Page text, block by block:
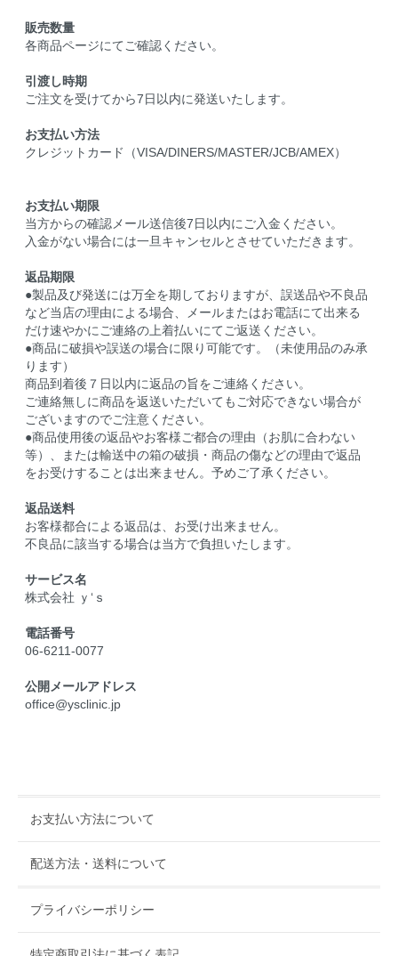
販売数量
各商品ページにてご確認ください。
引渡し時期
ご注文を受けてから7日以内に発送いたします。
お支払い方法
クレジットカード（VISA/DINERS/MASTER/JCB/AMEX）
お支払い期限
当方からの確認メール送信後7日以内にご入金ください。
入金がない場合には一旦キャンセルとさせていただきます。
返品期限
●製品及び発送には万全を期しておりますが、誤送品や不良品
など当店の理由による場合、メールまたはお電話にて出来る
だけ速やかにご連絡の上着払いにてご返送ください。
●商品に破損や誤送の場合に限り可能です。（未使用品のみ承
ります）
商品到着後７日以内に返品の旨をご連絡ください。
ご連絡無しに商品を返送いただいてもご対応できない場合が
ございますのでご注意ください。
●商品使用後の返品やお客様ご都合の理由（お肌に合わない
等）、または輸送中の箱の破損・商品の傷などの理由で返品
をお受けすることは出来ません。予めご了承ください。
返品送料
お客様都合による返品は、お受け出来ません。
不良品に該当する場合は当方で負担いたします。
サービス名
株式会社 ｙ‘ｓ
電話番号
06-6211-0077
公開メールアドレス
office@ysclinic.jp
お支払い方法について
配送方法・送料について
プライバシーポリシー